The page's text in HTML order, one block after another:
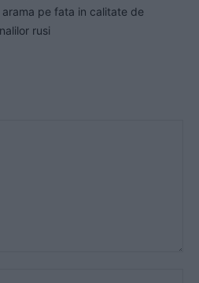
arama pe fata in calitate de
rusi